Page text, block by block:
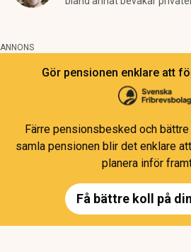
ANNONS
Gör pensionen enklare att
Färre pensionsbesked och
samla pensionen blir det enklare
planera inför
Få bättre koll på